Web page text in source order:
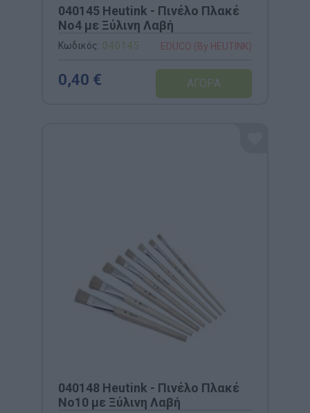
040145 Heutink - Πινέλο Πλακέ
Νο4 με Ξύλινη Λαβή
Κωδικός: 040145 EDUCO (By HEUTINK)
0,40 €
040148 Heutink - Πινέλο Πλακέ
Νο10 με Ξύλινη Λαβή